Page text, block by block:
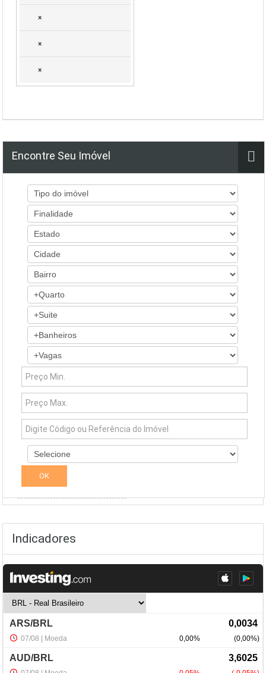
×
×
×
Encontre Seu Imóvel
Simuladores
Indicadores